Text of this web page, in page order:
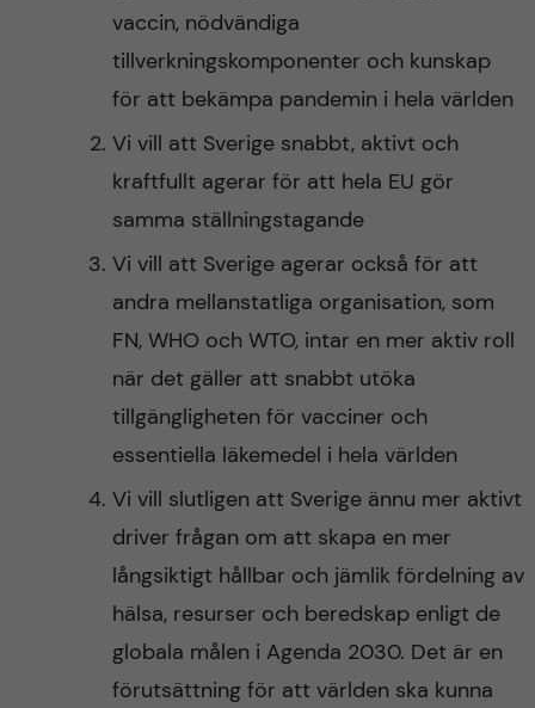
vaccin, nödvändiga
tillverkningskomponenter och kunskap
för att bekämpa pandemin i hela världen
Vi vill att Sverige snabbt, aktivt och
kraftfullt agerar för att hela EU gör
samma ställningstagande
Vi vill att Sverige agerar också för att
andra mellanstatliga organisation, som
FN, WHO och WTO, intar en mer aktiv roll
när det gäller att snabbt utöka
tillgängligheten för vacciner och
essentiella läkemedel i hela världen
Vi vill slutligen att Sverige ännu mer aktivt
driver frågan om att skapa en mer
långsiktigt hållbar och jämlik fördelning av
hälsa, resurser och beredskap enligt de
globala målen i Agenda 2030. Det är en
förutsättning för att världen ska kunna